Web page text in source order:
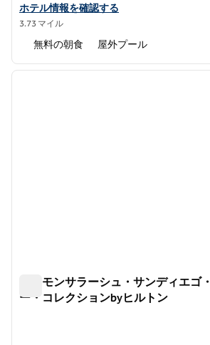
ハンプトン・イン・サンディエゴ/ミッシ
ホテル情報を確認する
3.73 マイル
無料の朝食 屋外プール
1/12
ザ・モンサラーシュ・サンディエゴ
ー・コレクションbyヒルトン